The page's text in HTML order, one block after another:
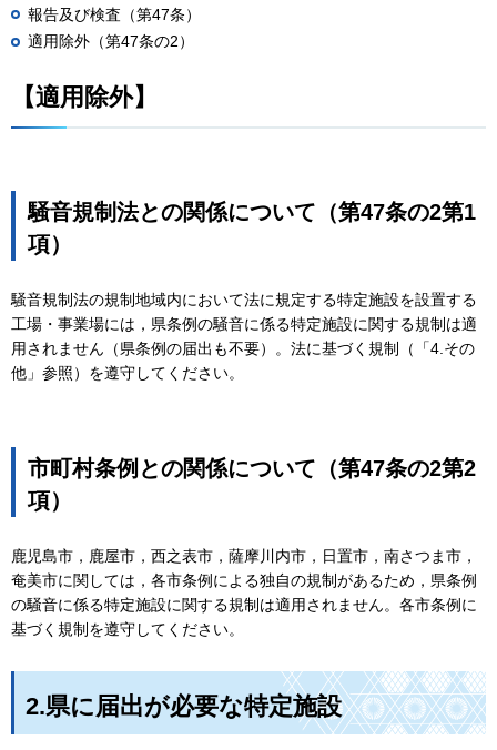
報告及び検査（第47条）
適用除外（第47条の2）
【適用除外】
騒音規制法との関係について（第47条の2第1
項）
騒音規制法の規制地域内において法に規定する特定施設を設置する
工場・事業場には，県条例の騒音に係る特定施設に関する規制は適
用されません（県条例の届出も不要）。法に基づく規制（「4.その
他」参照）を遵守してください。
市町村条例との関係について（第47条の2第2
項）
鹿児島市，鹿屋市，西之表市，薩摩川内市，日置市，南さつま市，
奄美市に関しては，各市条例による独自の規制があるため，県条例
の騒音に係る特定施設に関する規制は適用されません。各市条例に
基づく規制を遵守してください。
2.県に届出が必要な特定施設